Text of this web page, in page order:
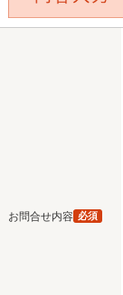
お問合せ内容 必須